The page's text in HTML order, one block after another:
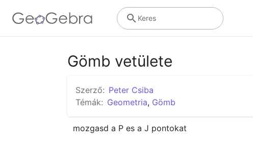
Keres
Gömb vetülete
Szerző: Peter Csiba
Témák: Geometria, Gömb
mozgasd a P es a J pontokat